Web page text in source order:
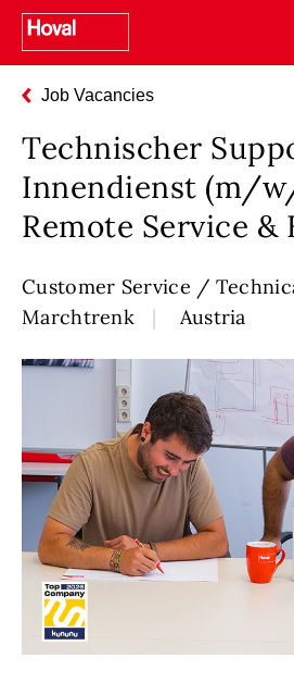
Job Vacancies
Technischer
Innendienst (m/
Remote Service
Customer Service /
Marchtrenk
Austria